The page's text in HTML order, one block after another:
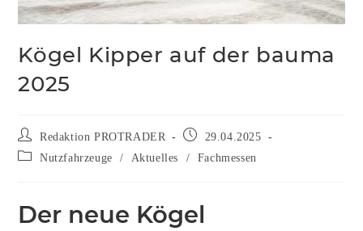
Kögel Kipper auf der bauma
2025
Redaktion PROTRADER
29.04.2025
Nutzfahrzeuge
/ Aktuelles / Fachmessen
Der neue Kögel